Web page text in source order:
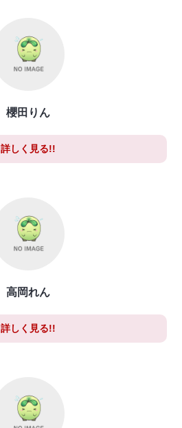
櫻田りん
詳しく見る!!
高岡れん
詳しく見る!!